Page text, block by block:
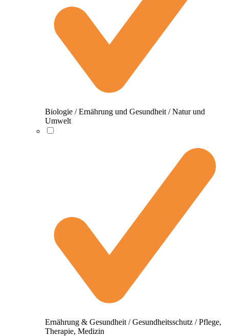
Biologie / Ernährung und Gesundheit / Natur und
Umwelt
Ernährung & Gesundheit / Gesundheitsschutz / Pflege,
Therapie, Medizin